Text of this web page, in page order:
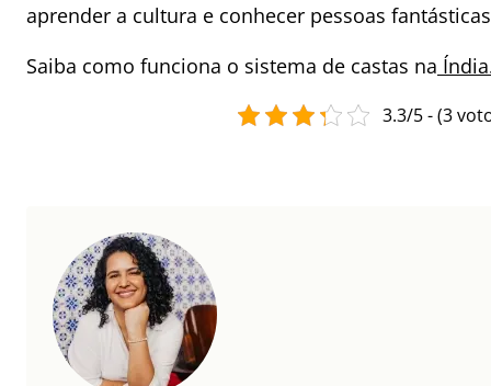
aprender a cultura e conhecer pessoas
Saiba como funciona o sistema de castas na
3.3/5 - (3